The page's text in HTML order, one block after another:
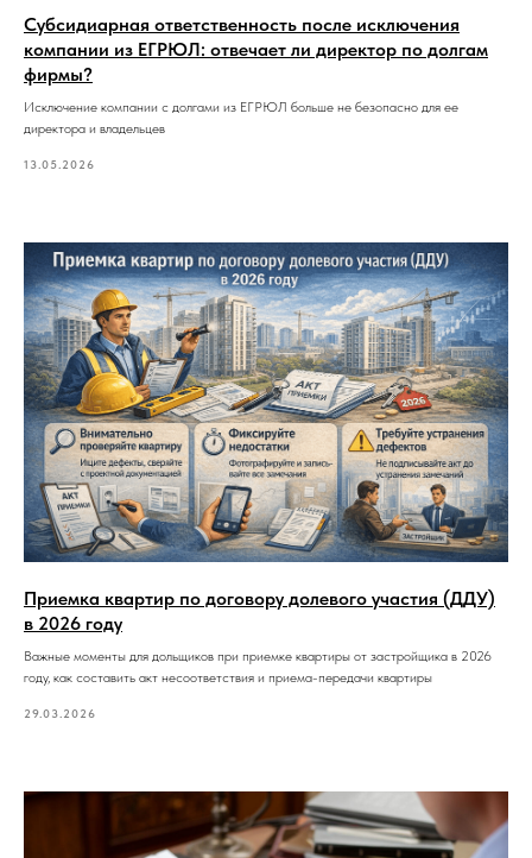
Субсидиарная ответственность после исключения
компании из ЕГРЮЛ: отвечает ли директор по долгам
фирмы?
Исключение компании с долгами из ЕГРЮЛ больше не безопасно для ее
директора и владельцев
13.05.2026
Приемка квартир по договору долевого участия (ДДУ)
в 2026 году
Важные моменты для дольщиков при приемке квартиры от застройщика в 2026
году, как составить акт несоответствия и приема-передачи квартиры
29.03.2026